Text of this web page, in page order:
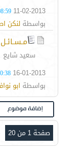
11-02-2013
PM
بواسطة لنكن
سعيد شايع
16-01-2013
AM
بواسطة ابو
صفحة 1 من 20